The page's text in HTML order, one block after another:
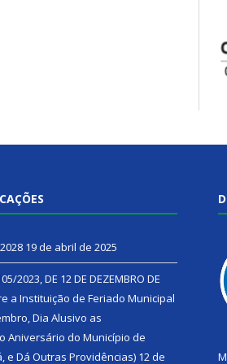
19 de abril de 2025
2023, DE 12 DE DEZEMBRO DE
a Instituição de Feriado Municipal
Dia Alusivo as
Aniversário do Município de
e Dá Outras Providências) 12 de